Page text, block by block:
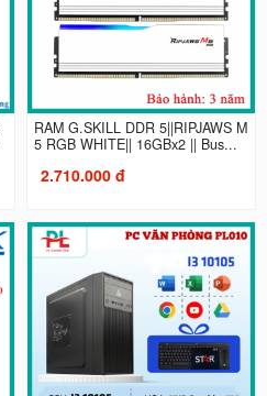
RAM G.SKILL DDR 5||RIPJAWS M
5 RGB WHITE|| 16GBx2 || Bus...
2.710.000 đ